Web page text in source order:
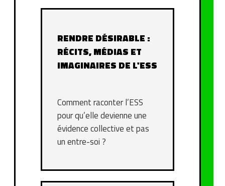
RENDRE DÉSIRABLE :
RÉCITS, MÉDIAS ET
IMAGINAIRES DE L'ESS
Comment raconter l’ESS
pour qu’elle devienne une
évidence collective et pas
un entre-soi ?